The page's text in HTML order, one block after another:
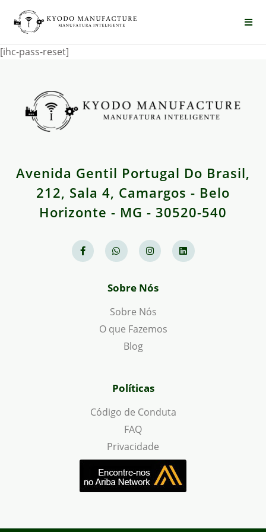
[ihc-pass-reset]
Avenida Gentil Portugal Do Brasil,
212, Sala 4, Camargos - Belo
Horizonte - MG - 30520-540
Sobre Nós
Sobre Nós
O que Fazemos
Blog
Políticas
Código de Conduta
FAQ
Privacidade